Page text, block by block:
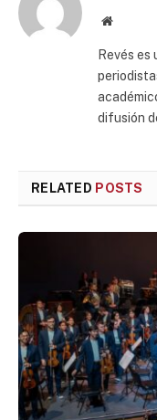
Website
Revés
difusión
RELATED POSTS